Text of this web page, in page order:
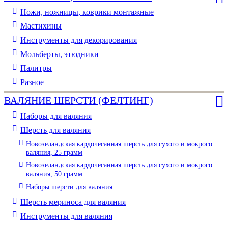
Ножи, ножницы, коврики монтажные
Мастихины
Инструменты для декорирования
Мольберты, этюдники
Палитры
Разное
ВАЛЯНИЕ ШЕРСТИ (ФЕЛТИНГ)
Наборы для валяния
Шерсть для валяния
Новозеландская кардочесанная шерсть для сухого и мокрого
валяния, 25 грамм
Новозеландская кардочесанная шерсть для сухого и мокрого
валяния, 50 грамм
Наборы шерсти для валяния
Шерсть мериноса для валяния
Инструменты для валяния